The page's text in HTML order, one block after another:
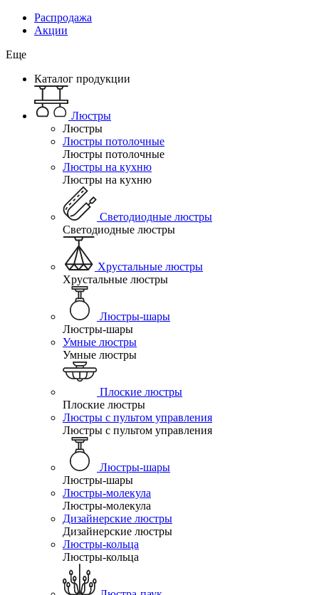
Распродажа
Акции
Еще
Каталог продукции
Люстры
Люстры
Люстры потолочные
Люстры потолочные
Люстры на кухню
Люстры на кухню
Светодиодные люстры
Светодиодные люстры
Хрустальные люстры
Хрустальные люстры
Люстры-шары
Люстры-шары
Умные люстры
Умные люстры
Плоские люстры
Плоские люстры
Люстры с пультом управления
Люстры с пультом управления
Люстры-шары
Люстры-шары
Люстры-молекула
Люстры-молекула
Дизайнерские люстры
Дизайнерские люстры
Люстры-кольца
Люстры-кольца